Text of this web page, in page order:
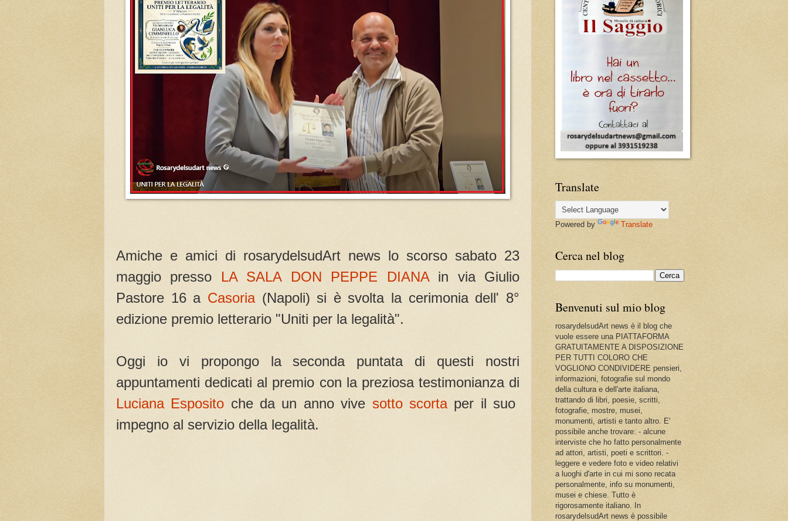
Amiche e amici di rosarydelsudArt news lo scorso sabato 23
maggio presso LA SALA DON PEPPE DIANAin via Giulio
Pastore 16 a Casoria(Napoli) si è svolta la cerimonia dell' 8°
edizione premio letterario "Uniti per la legalità".
Oggi io vi propongo la seconda puntata di questi nostri
appuntamenti dedicati al premio con la preziosa testimonianza di
Luciana Esposito che da un anno vive sotto scortaper il suo
impegno al servizio della legalità.
Translate
Powered by Translate
Cerca nel blog
Benvenuti sul mio blog
rosarydelsudArt news è il blog che
vuole essere una PIATTAFORMA
GRATUITAMENTE A DISPOSIZIONE
PER TUTTI COLORO CHE
VOGLIONO CONDIVIDERE pensieri,
informazioni, fotografie sul mondo
della cultura e dell'arte italiana,
trattando di libri, poesie, scritti,
fotografie, mostre, musei,
monumenti, artisti e tanto altro. E'
possibile anche trovare: - alcune
interviste che ho fatto personalmente
ad attori, artisti, poeti e scrittori. -
leggere e vedere foto e video relativi
a luoghi d'arte in cui mi sono recata
personalmente, info su monumenti,
musei e chiese. Tutto è
rigorosamente italiano. In
rosarydelsudArt news è possibile